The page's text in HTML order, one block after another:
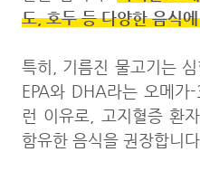
도, 호두 등 다양한 음식
특히, 기름진 물고기는
EPA와 DHA라는 오메가
런 이유로, 고지혈증 환
함유한 음식을 권장합니